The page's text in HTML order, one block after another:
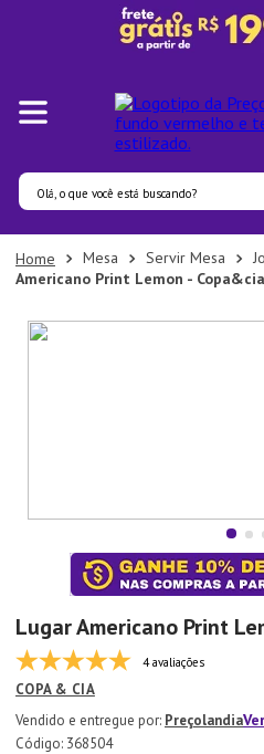
Olá, o que você está buscando?
Mesa Servir Mesa
Americano Print Lemon - Copa&cia
Lugar Americano Print
4 avaliações
COPA & CIA
Preçolandia
: 368504
Termos mais buscados
1º
Pratos
2º
Panelas
7º
Copo
Aparelho Jantar
Lixeira
10º Panela Pressão